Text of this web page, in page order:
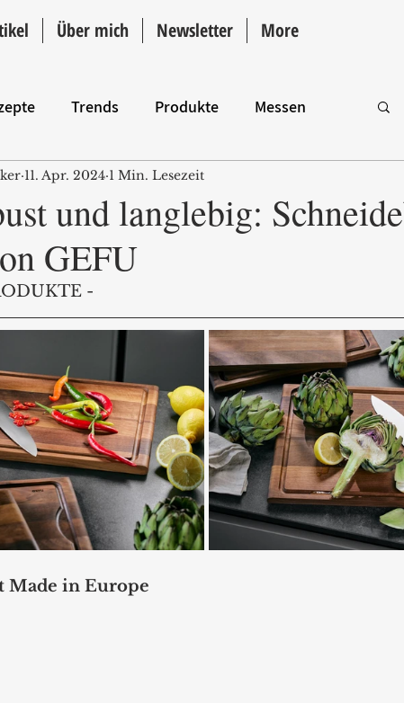
Über mich Newsletter More
Trends Produkte Messen
Intro
und langlebig:
GEFU
11. Apr. 2024 1 Min. Lesezeit
-
Made in Europe